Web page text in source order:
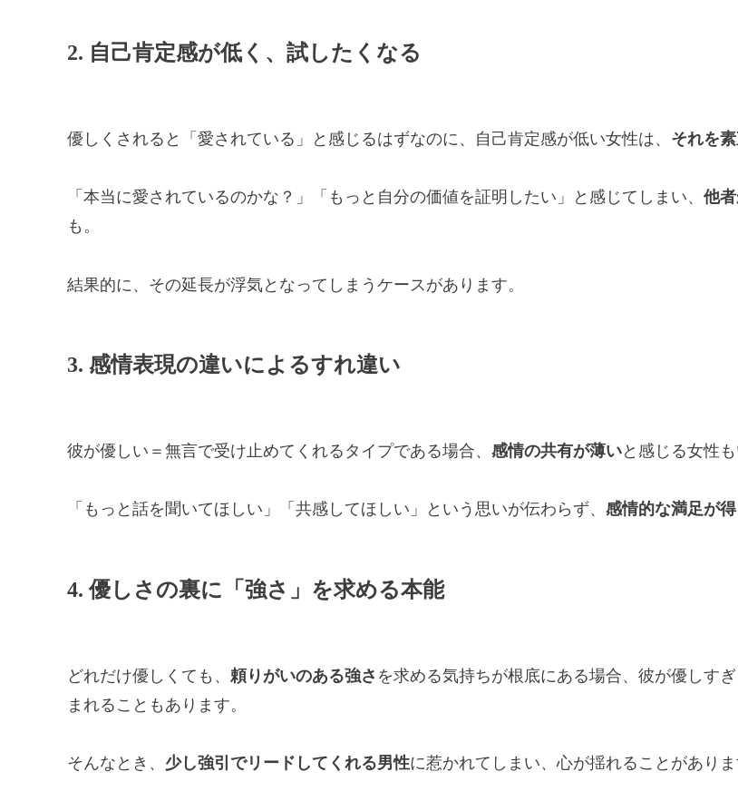
2. 自己肯定感が低く、試したくなる
優しくされると「愛されている」と感じるはずなのに、自己肯定感が低い女性は、 それを
「本当に愛されているのかな？」「もっと自分の価値を証明したい」と感じてしまい、 他
も。
結果的に、その延長が浮気となってしまうケースがあります。
3. 感情表現の違いによるすれ違い
彼が優しい＝無言で受け止めてくれるタイプである場合、 感情の共有が薄いと感じる女性も
「もっと話を聞いてほしい」「共感してほしい」という思いが伝わらず、 感情的な満足が
4. 優しさの裏に「強さ」を求める本能
どれだけ優しくても、 頼りがいのある強さ を求める気持ちが根底にある場合、彼が優しす
まれることもあります。
そんなとき、 少し強引でリードしてくれる男性に惹かれてしまい、心が揺れることがありま